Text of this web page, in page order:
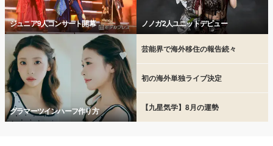
ジュニア9人コンサート開幕 ノノガ2人ユニットデビュー
グラマーツインハーフ作り方
芸能界で海外移住の報告続々
初の海外単独ライブ決定
【九星気学】8月の運勢